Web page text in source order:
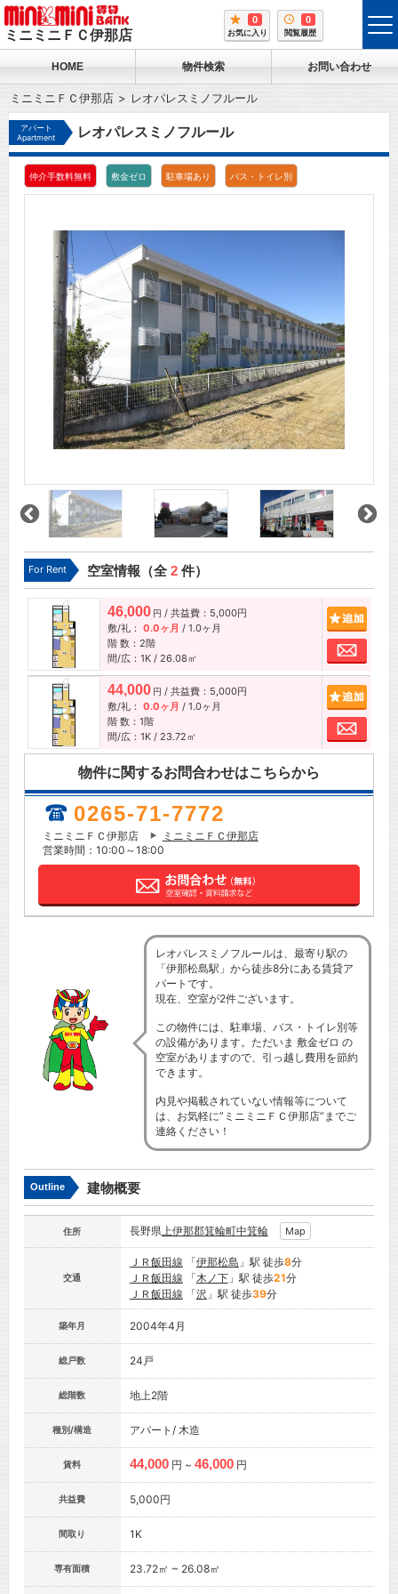
ミニミニＦＣ伊那店
0
お気に入り
0
閲覧履歴
HOME 物件検索 お問い合わせ
ミニミニＦＣ伊那店 レオパレスミノフルール
アパート
Apartment
レオパレスミノフルール
仲介手数料無料 敷金ゼロ 駐車場あり バス・トイレ別
For Rent 空室情報（全2件）
46,000 円 / 共益費：5,000円
敷/礼： 0.0ヶ月 / 1.0ヶ月
階 数：2階
間/広：1K / 26.08㎡
お問
44,000 円 / 共益費：5,000円
敷/礼： 0.0ヶ月 / 1.0ヶ月
階 数：1階
間/広：1K / 23.72㎡
お問
物件に関するお問合わせはこちらから
0265-71-7772
ミニミニＦＣ伊那店
ミニミニＦＣ伊那店
営業時間：10:00～18:00
レオパレスミノフルールは、最寄り駅の
「伊那松島駅」から徒歩8分にある賃貸ア
パートです。
現在、空室が2件ございます。
この物件には、駐車場、バス・トイレ別等
の設備があります。ただいま 敷金ゼロ の
空室がありますので、引っ越し費用を節約
できます。
内見や掲載されていない情報等について
は、お気軽に”ミニミニＦＣ伊那店”までご
連絡ください！
Outline 建物概要
住所 長野県上伊那郡箕輪町中箕輪 Map
交通
ＪＲ飯田線 「伊那松島 」駅 徒歩8分
ＪＲ飯田線 「木ノ下」駅 徒歩21分
ＪＲ飯田線 「沢 」駅 徒歩39分
築年月 2004年4月
総戸数 24戸
総階数 地上2階
種別/構造 アパート/ 木造
賃料 44,000 円 ~ 46,000 円
共益費 5,000円
間取り 1K
専有面積 23.72㎡ ~ 26.08㎡